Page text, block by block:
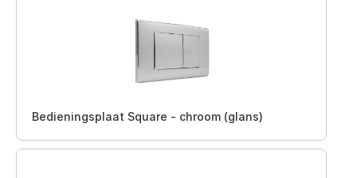
Bedieningsplaat Square - chroom (glans)